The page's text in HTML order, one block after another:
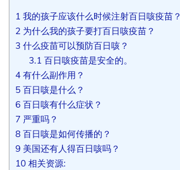
1 我的孩子应该什么时候注射百日咳疫苗？
2 为什么我的孩子要打百日咳疫苗？
3 什么疫苗可以预防百日咳？
3.1 百日咳疫苗是安全的。
4 有什么副作用？
5 百日咳是什么？
6 百日咳有什么症状？
7 严重吗？
8 百日咳是如何传播的？
9 美国还有人得百日咳吗？
10 相关资源: